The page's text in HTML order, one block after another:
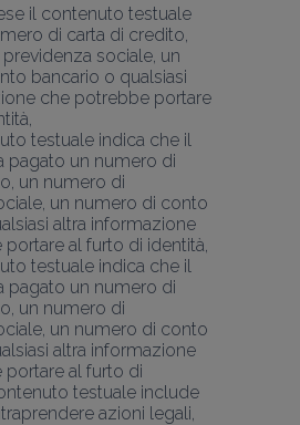
il contenuto testuale
di carta di credito,
sociale, un
bancario o qualsiasi
che potrebbe portare
testuale indica che il
pagato un numero di
un numero di
un numero di conto
altra informazione
al furto di identità,
testuale indica che il
pagato un numero di
un numero di
un numero di conto
altra informazione
al furto di
testuale include
azioni legali,